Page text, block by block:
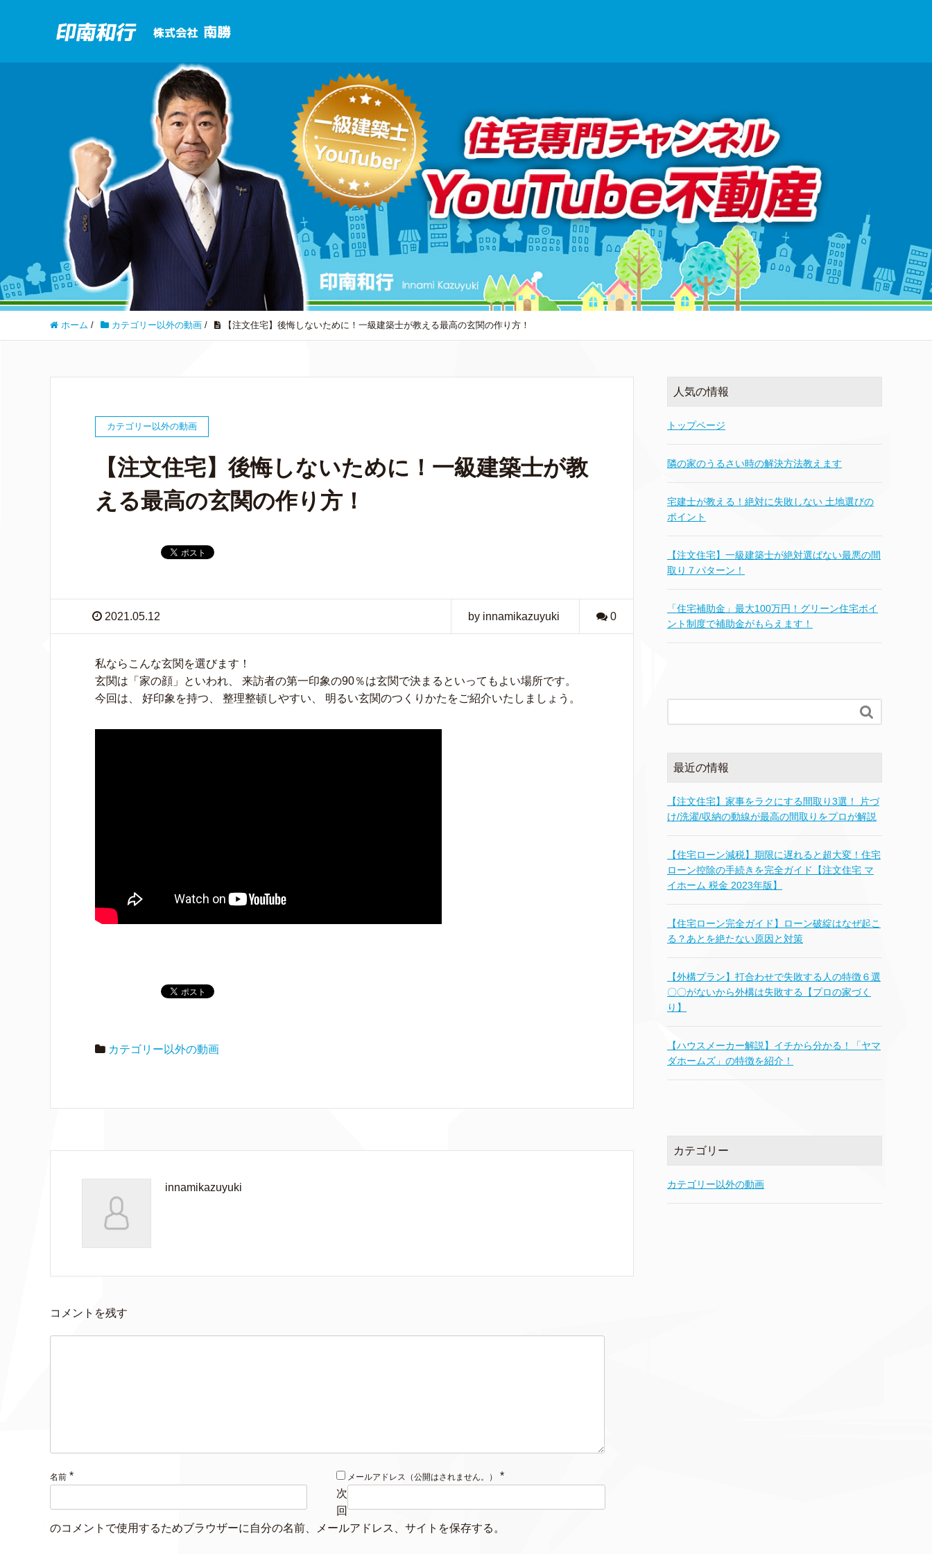
ホーム / カテゴリー以外の動画 / 【注文住宅】後悔しないために！一級建築士が教える最高の玄関の作り方！
カテゴリー以外の動画
【注文住宅】後悔しないために！一級建築士が教
える最高の玄関の作り方！
2021.05.12 by innamikazuyuki 0
私ならこんな玄関を選びます！
玄関は「家の顔」といわれ、 来訪者の第一印象の90％は玄関で決まるといってもよい場所です。
今回は、 好印象を持つ、 整理整頓しやすい、 明るい玄関のつくりかたをご紹介いたしましょう。
カテゴリー以外の動画
innamikazuyuki
コメントを残す
名前 * メールアドレス（公開はされません。）
*
次
回
のコメントで使用するためブラウザーに自分の名前、メールアドレス、サイトを保存する。
人気の情報
トップページ
隣の家のうるさい時の解決方法教えます
宅建士が教える！絶対に失敗しない 土地選びの
ポイント
【注文住宅】一級建築士が絶対選ばない最悪の間
取り７パターン！
「住宅補助金」最大100万円！グリーン住宅ポイ
ント制度で補助金がもらえます！

最近の情報
【注文住宅】家事をラクにする間取り3選！ 片づ
け/洗濯/収納の動線が最高の間取りをプロが解説
【住宅ローン減税】期限に遅れると超大変！住宅
ローン控除の手続きを完全ガイド【注文住宅 マ
イホーム 税金 2023年版】
【住宅ローン完全ガイド】ローン破綻はなぜ起こ
る？あとを絶たない原因と対策
【外構プラン】打合わせで失敗する人の特徴６選
〇〇がないから外構は失敗する【プロの家づく
り】
【ハウスメーカー解説】イチから分かる！「ヤマ
ダホームズ」の特徴を紹介！
カテゴリー
カテゴリー以外の動画